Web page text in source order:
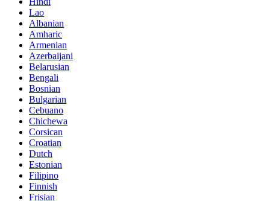
Lao
Albanian
Amharic
Armenian
Azerbaijani
Belarusian
Bengali
Bosnian
Bulgarian
Cebuano
Chichewa
Corsican
Croatian
Dutch
Estonian
Filipino
Finnish
Frisian